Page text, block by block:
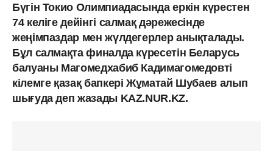
Бүгін Токио Олимпиадасында еркін күрестен
74 келіге дейінгі салмақ дәрежесінде
жеңімпаздар мен жүлдегерлер анықталады.
Бұл салмақта финалда күресетін Беларусь
балуаны Магомедхабиб Кадимагомедовті
кілемге қазақ бапкері Жұматай Шубаев алып
шығуда деп жазады KAZ.NUR.KZ.